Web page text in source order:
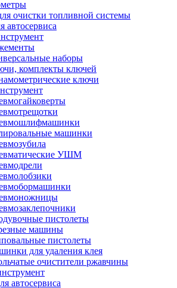
очистки топливной системы
автосервиса
наборы
комплекты ключей
ключи
машинки
УШМ
пистолеты
машины
пистолеты
для удаления клея
очистители ржавчины
автосервиса